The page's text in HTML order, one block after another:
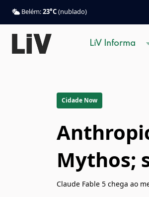
Belém:23°C(nublado)
LiV Informa
Cidade Now
Mythos;
Claude Fable 5 chega ao